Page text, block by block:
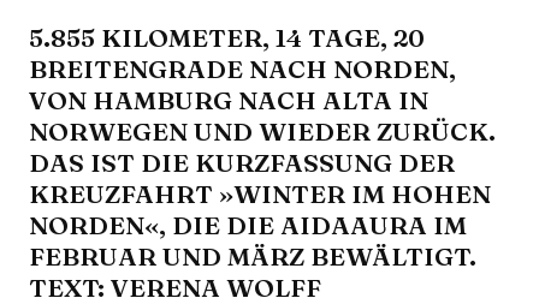
5.855 KILOMETER, 14 TAGE, 20
BREITENGRADE NACH NORDEN,
VON HAMBURG NACH ALTA IN
NORWEGEN UND WIEDER ZURÜCK.
DAS IST DIE KURZFASSUNG DER
KREUZFAHRT »WINTER IM HOHEN
NORDEN«, DIE DIE AIDAAURA IM
FEBRUAR UND MÄRZ BEWÄLTIGT.
TEXT: VERENA WOLFF